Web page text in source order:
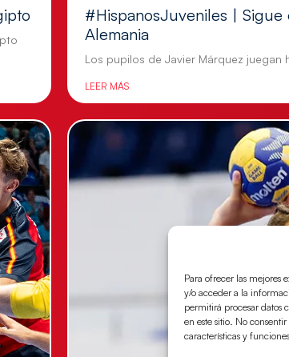
Para ofrecer las mejores
y/o acceder a la
permitirá procesar datos
en este sitio. No
características y funciones.
#HispanosJuveniles | Sigue
Alemania
Los pupilos de Javier Márquez juegan
LEER MÁS